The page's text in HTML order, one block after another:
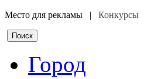
Место для рекламы | Конкурсы
Город